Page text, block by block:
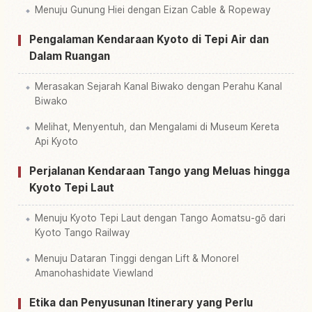
Menuju Gunung Hiei dengan Eizan Cable & Ropeway
Pengalaman Kendaraan Kyoto di Tepi Air dan
Dalam Ruangan
Merasakan Sejarah Kanal Biwako dengan Perahu Kanal
Biwako
Melihat, Menyentuh, dan Mengalami di Museum Kereta
Api Kyoto
Perjalanan Kendaraan Tango yang Meluas hingga
Kyoto Tepi Laut
Menuju Kyoto Tepi Laut dengan Tango Aomatsu-gō dari
Kyoto Tango Railway
Menuju Dataran Tinggi dengan Lift & Monorel
Amanohashidate Viewland
Etika dan Penyusunan Itinerary yang Perlu